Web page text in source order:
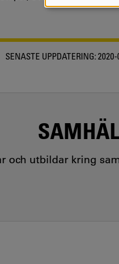
SENASTE UPPDATERING:2020-
och utbildar kring